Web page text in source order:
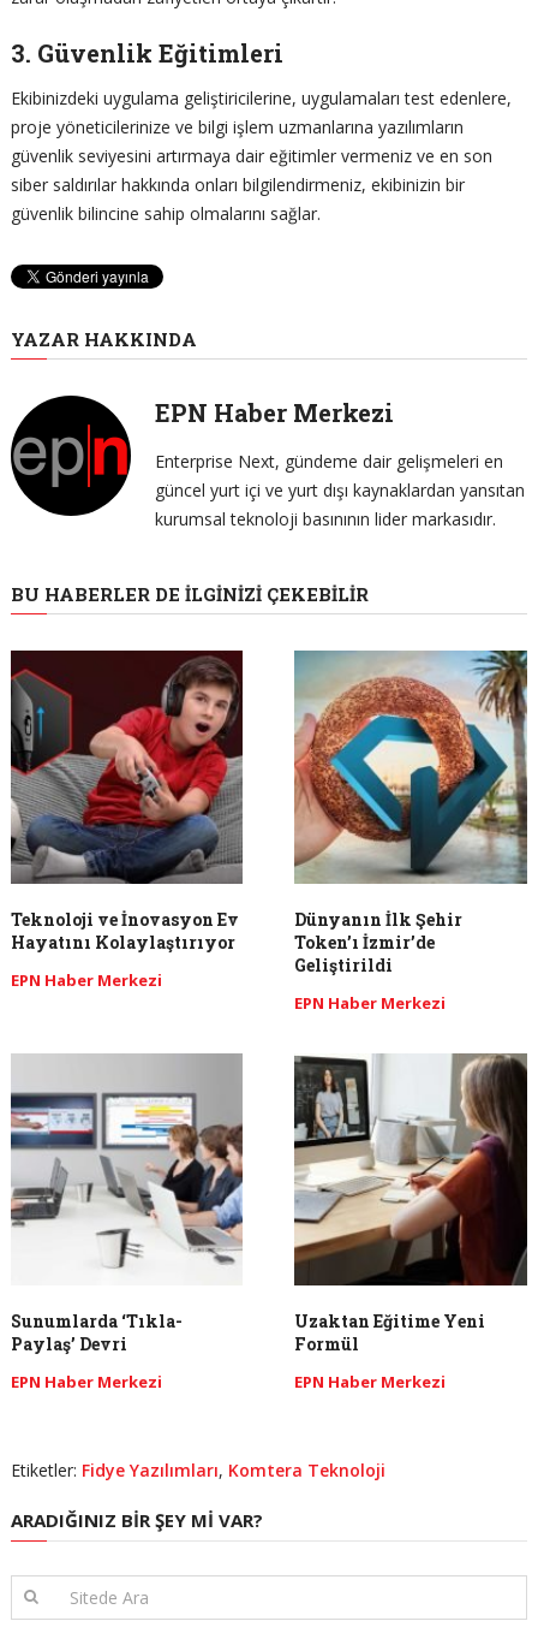
3. Güvenlik Eğitimleri
Ekibinizdeki uygulama geliştiricilerine, uygulamaları test edenlere,
proje yöneticilerinize ve bilgi işlem uzmanlarına yazılımların
güvenlik seviyesini artırmaya dair eğitimler vermeniz ve en son
siber saldırılar hakkında onları bilgilendirmeniz, ekibinizin bir
güvenlik bilincine sahip olmalarını sağlar.
YAZAR HAKKINDA
EPN Haber Merkezi
Enterprise Next, gündeme dair gelişmeleri en
güncel yurt içi ve yurt dışı kaynaklardan yansıtan
kurumsal teknoloji basınının lider markasıdır.
BU HABERLER DE İLGINIZI ÇEKEBILIR
Teknoloji ve İnovasyon Ev
Hayatını Kolaylaştırıyor
EPN Haber Merkezi
Dünyanın İlk Şehir
Token’ı İzmir’de
Geliştirildi
EPN Haber Merkezi
Sunumlarda ‘Tıkla-
Paylaş’ Devri
EPN Haber Merkezi
Uzaktan Eğitime Yeni
Formül
EPN Haber Merkezi
Etiketler: Fidye Yazılımları, Komtera Teknoloji
ARADIĞINIZ BIR ŞEY MI VAR?